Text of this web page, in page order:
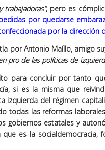
trabajadoras”, pero es
por quedarse
por la dirección
por Antonio Maíllo, amigo
pro de las políticas de
para concluir por tanto
si es la misma que
izquierda del régimen
todas las reformas
gobiernos estatales y
es la socialdemocracia,